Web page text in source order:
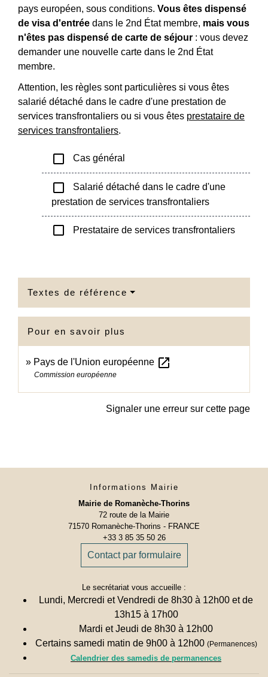
pays européen, sous conditions. Vous êtes dispensé
de visa d'entrée dans le 2nd État membre, mais vous
n'êtes pas dispensé de carte de séjour : vous devez
demander une nouvelle carte dans le 2nd État
membre.
Attention, les règles sont particulières si vous êtes
salarié détaché dans le cadre d'une prestation de
services transfrontaliers ou si vous êtes prestataire de
services transfrontaliers.
check_box_outline_blank Cas général
check_box_outline_blank
Salarié détaché dans le cadre d'une
prestation de services transfrontaliers
check_box_outline_blank Prestataire de services transfrontaliers
Textes de référence
Pour en savoir plus
Pays de l'Union européenne open_in_new
Commission européenne
Signaler une erreur sur cette page
Informations Mairie
Mairie de Romanèche-Thorins
72 route de la Mairie
71570 Romanèche-Thorins - FRANCE
+33 3 85 35 50 26
Contact par formulaire
Le secrétariat vous accueille :
Lundi, Mercredi et Vendredi de 8h30 à 12h00 et de
13h15 à 17h00
Mardi et Jeudi de 8h30 à 12h00
Certains samedi matin de 9h00 à 12h00 (Permanences)
Calendrier des samedis de permanences